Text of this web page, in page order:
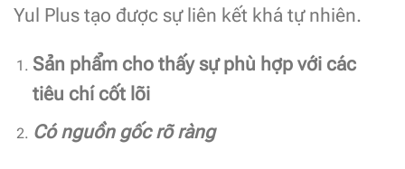
Yul Plus tạo được sự liên kết khá tự nhiên.
Sản phẩm cho thấy sự phù hợp với các
tiêu chí cốt lõi
Có nguồn gốc rõ ràng